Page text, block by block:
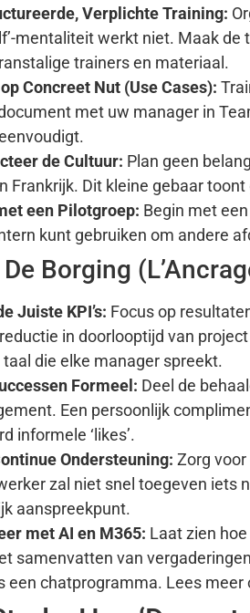
Verplichte Training:
mentaliteit werkt niet. Maak
trainers en materiaal.
Concreet Nut (Use Cases):
met uw manager in
de Cultuur: Plan geen
Frankrijk. Dit kleine gebaar
een Pilotgroep: Begin met
kunt gebruiken om andere
De Borging
Juiste KPI’s: Focus op
in doorlooptijd van
taal die elke manager spreekt.
Formeel: Deel de
Een persoonlijk
informele ‘likes’.
Ondersteuning: Zorg
zal niet snel toegeven iets
aanspreekpunt.
met AI en M365: Laat zien
samenvatten van
een chatprogramma. Lees meer